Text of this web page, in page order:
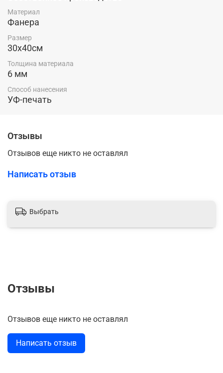
Материал
Фанера
Размер
30х40см
Толщина материала
6 мм
Способ нанесения
УФ-печать
Отзывы
Отзывов еще никто не оставлял
Написать отзыв
Выбрать
Отзывы
Отзывов еще никто не оставлял
Написать отзыв